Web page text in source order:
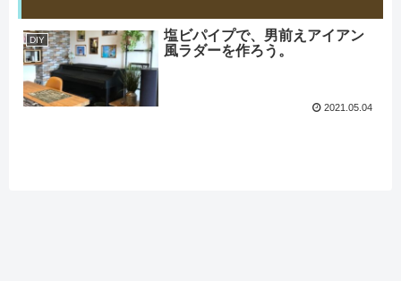
DIY
塩ビパイプで、男前えアイアン
風ラダーを作ろう。
2021.05.04